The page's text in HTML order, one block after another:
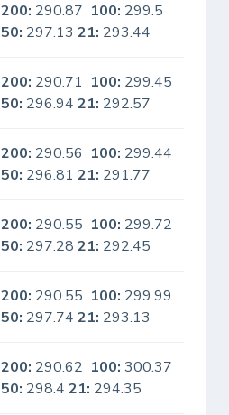
200: 290.87 100: 299.5
50: 297.1321: 293.44
200: 290.71 100: 299.45
50: 296.9421: 292.57
200: 290.56 100: 299.44
50: 296.8121: 291.77
200: 290.55 100: 299.72
50: 297.2821: 292.45
200: 290.55 100: 299.99
50: 297.7421: 293.13
200: 290.62 100: 300.37
50: 298.421: 294.35